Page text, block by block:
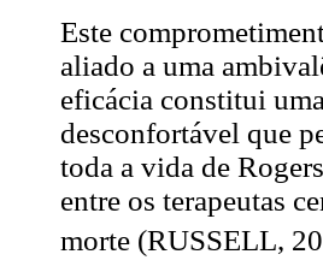
Este
aliado a uma
eficácia constitui
desconfortável que
toda a vida de
entre os terapeutas
morte (RUSSELL,